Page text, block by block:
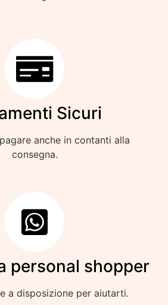
Sicuri
anche in contanti alla
consegna.
personal shopper
a disposizione per aiutarti.